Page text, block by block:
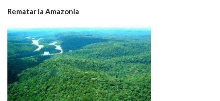
Rematar la Amazonia